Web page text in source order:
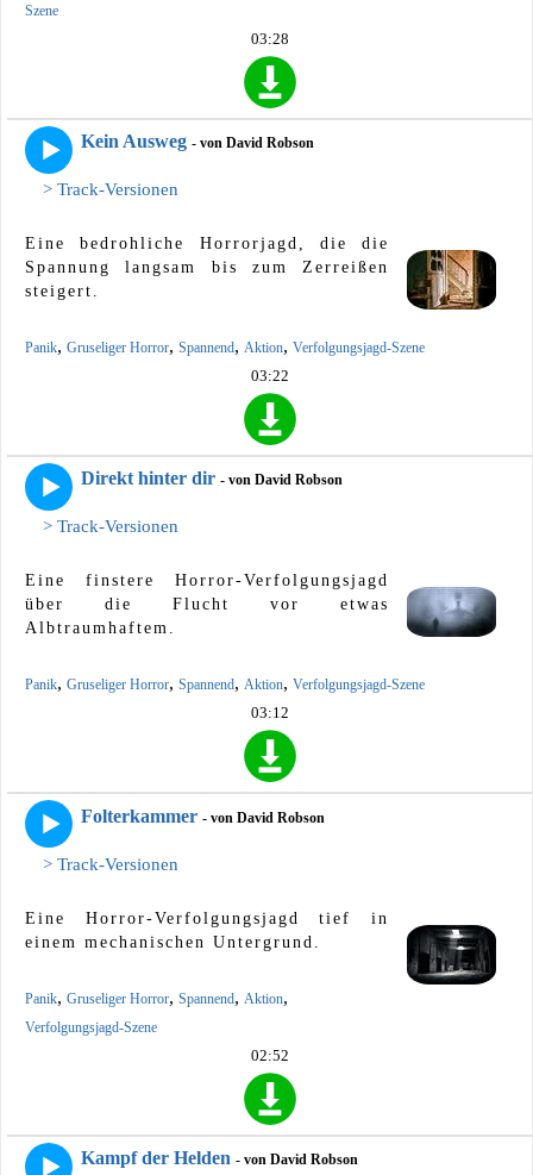
Szene
03:28
Kein Ausweg - von David Robson
> Track-Versionen
Eine bedrohliche Horrorjagd, die die
Spannung langsam bis zum Zerreißen
steigert.
Panik, Gruseliger Horror, Spannend, Aktion, Verfolgungsjagd-Szene
03:22
Direkt hinter dir - von David Robson
> Track-Versionen
Eine finstere Horror-Verfolgungsjagd
über die Flucht vor etwas
Albtraumhaftem.
Panik, Gruseliger Horror, Spannend, Aktion, Verfolgungsjagd-Szene
03:12
Folterkammer - von David Robson
> Track-Versionen
Eine Horror-Verfolgungsjagd tief in
einem mechanischen Untergrund.
Panik, Gruseliger Horror, Spannend, Aktion,
Verfolgungsjagd-Szene
02:52
Kampf der Helden - von David Robson